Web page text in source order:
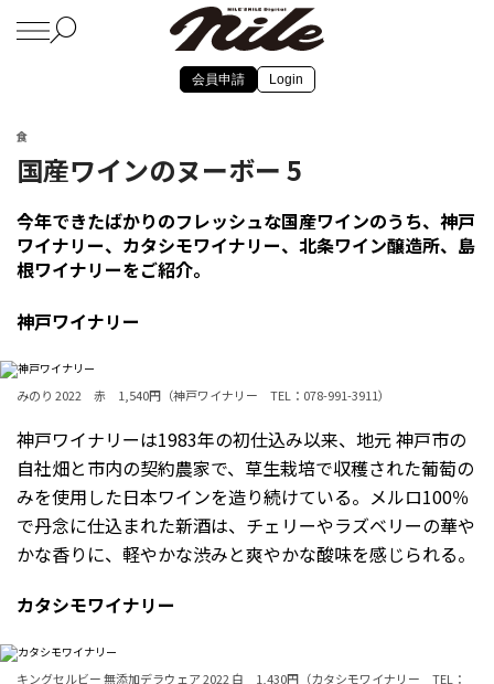
会員申請 Login
食
国産ワインのヌーボー 5
今年できたばかりのフレッシュな国産ワインのうち、神戸
ワイナリー、カタシモワイナリー、北条ワイン醸造所、島
根ワイナリーをご紹介。
神戸ワイナリー
みのり 2022 赤 1,540円（神戸ワイナリー TEL：078-991-3911）
神戸ワイナリーは1983年の初仕込み以来、地元 神戸市の
自社畑と市内の契約農家で、草生栽培で収穫された葡萄の
みを使用した日本ワインを造り続けている。メルロ100％
で丹念に仕込まれた新酒は、チェリーやラズベリーの華や
かな香りに、軽やかな渋みと爽やかな酸味を感じられる。
カタシモワイナリー
キングセルビー 無添加デラウェア 2022 白 1,430円（カタシモワイナリー TEL：